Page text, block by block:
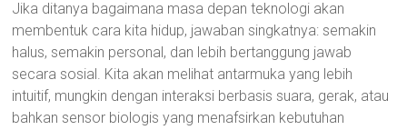
Jika ditanya bagaimana masa depan teknologi akan
membentuk cara kita hidup, jawaban singkatnya: semakin
halus, semakin personal, dan lebih bertanggung jawab
secara sosial. Kita akan melihat antarmuka yang lebih
intuitif, mungkin dengan interaksi berbasis suara, gerak, atau
bahkan sensor biologis yang menafsirkan kebutuhan